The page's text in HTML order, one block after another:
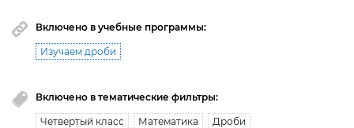
Включено в учебные программы:
Изучаем дроби
Включено в тематические фильтры:
Четвертый класс Математика
Дроби